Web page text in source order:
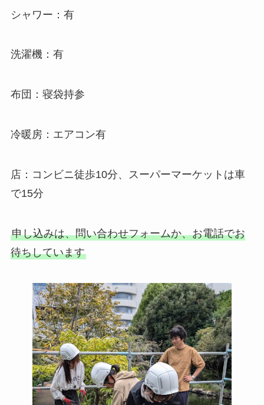
シャワー：有
洗濯機：有
布団：寝袋持参
冷暖房：エアコン有
店：コンビニ徒歩10分、スーパーマーケットは車
で15分
申し込みは、問い合わせフォームか、お電話でお
待ちしています